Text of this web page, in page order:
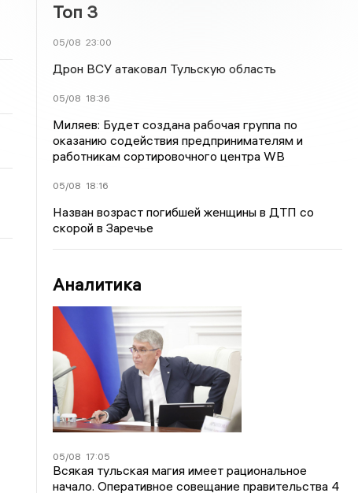
Топ 3
05/08 23:00
Дрон ВСУ атаковал Тульскую область
05/08 18:36
Миляев: Будет создана рабочая группа по
оказанию содействия предпринимателям и
работникам сортировочного центра WB
05/08 18:16
Назван возраст погибшей женщины в ДТП со
скорой в Заречье
Аналитика
05/08 17:05
Всякая тульская магия имеет рациональное
начало. Оперативное совещание правительства 4